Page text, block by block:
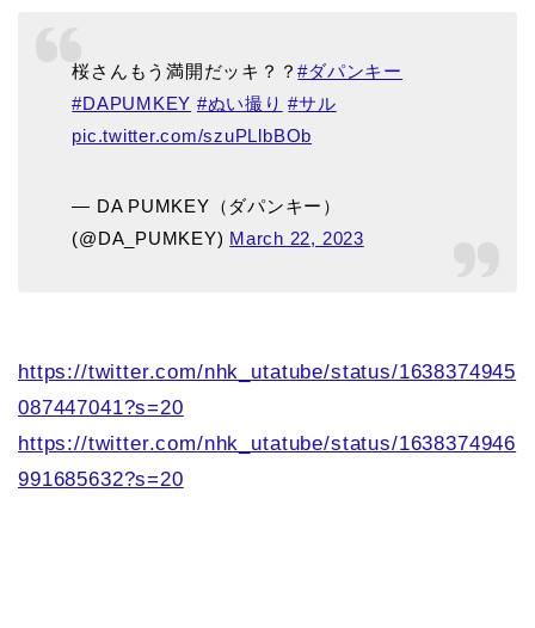
桜さんもう満開だッキ？？#ダパンキー
#DAPUMKEY #ぬい撮り #サル
pic.twitter.com/szuPLlbBOb
— DA PUMKEY（ダパンキー）
(@DA_PUMKEY) March 22, 2023
https://twitter.com/nhk_utatube/status/1638374945
087447041?s=20
https://twitter.com/nhk_utatube/status/1638374946
991685632?s=20